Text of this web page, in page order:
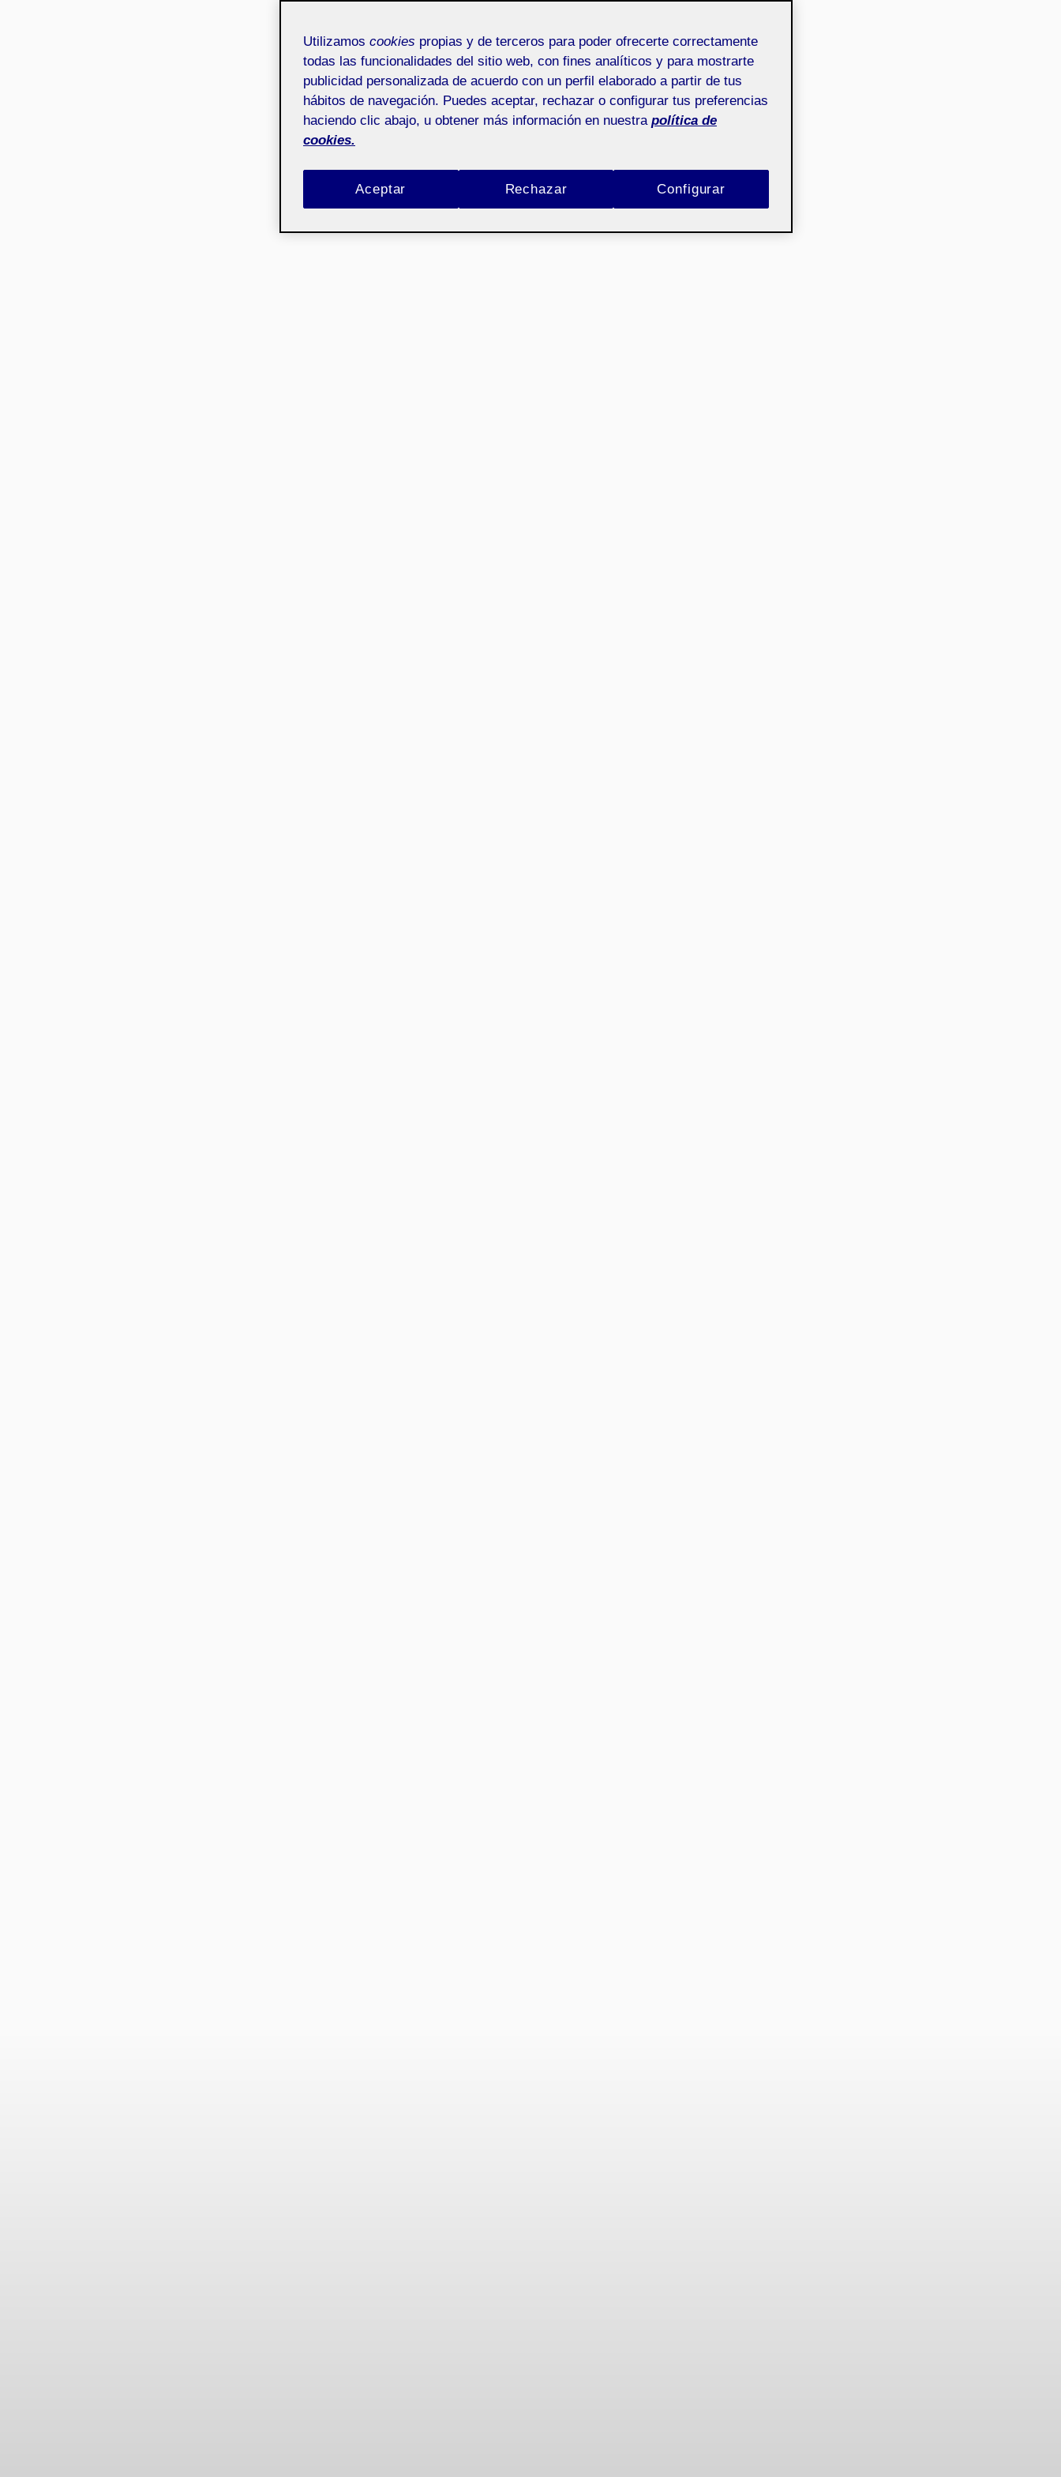
Utilizamos cookies propias y de terceros para poder ofrecerte correctamente
todas las funcionalidades del sitio web, con fines analíticos y para mostrarte
publicidad personalizada de acuerdo con un perfil elaborado a partir de tus
hábitos de navegación. Puedes aceptar, rechazar o configurar tus preferencias
haciendo clic abajo, u obtener más información en nuestra política de
cookies.
Rechazar
Aceptar Configurar